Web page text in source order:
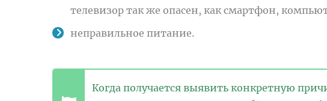
телевизор так же опасен, как смартфон,
неправильное питание.
Когда получается выявить конкретную